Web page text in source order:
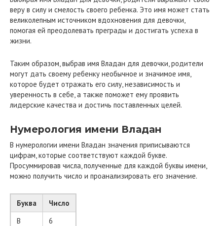
веру в силу и смелость своего ребенка. Это имя может стать
великолепным источником вдохновения для девочки,
помогая ей преодолевать преграды и достигать успеха в
жизни.
Таким образом, выбрав имя Владан для девочки, родители
могут дать своему ребенку необычное и значимое имя,
которое будет отражать его силу, независимость и
уверенность в себе, а также поможет ему проявить
лидерские качества и достичь поставленных целей.
Нумерология имени Владан
В нумерологии имени Владан значения приписываются
цифрам, которые соответствуют каждой букве.
Просуммировав числа, полученные для каждой буквы имени,
можно получить число и проанализировать его значение.
Буква
Число
В
6